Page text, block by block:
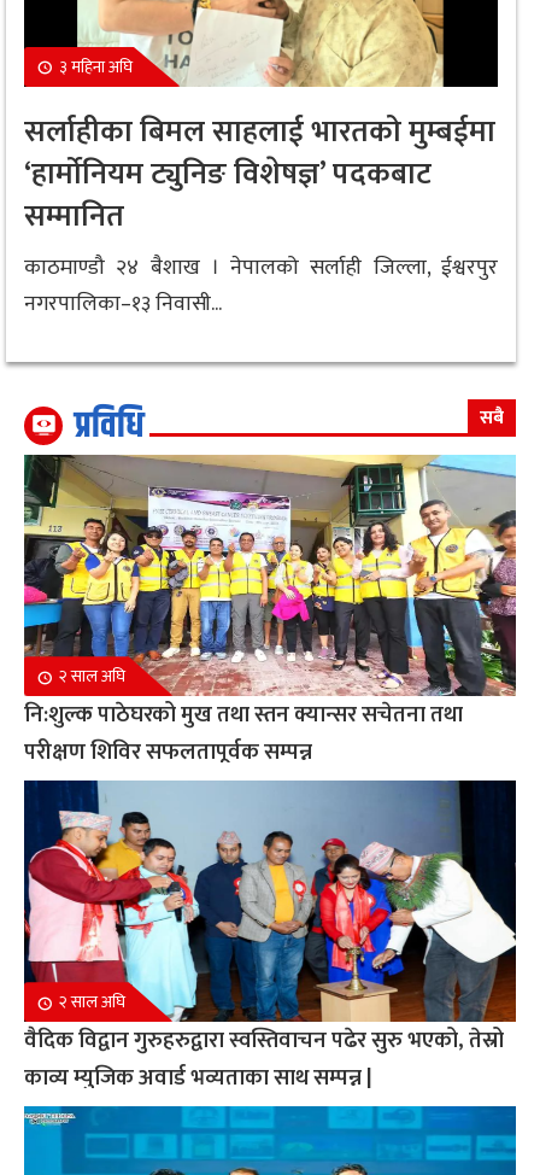
३ महिना अघि
सर्लाहीका बिमल साहलाई भारतको मुम्बईमा
‘हार्मोनियम ट्युनिङ विशेषज्ञ’ पदकबाट
सम्मानित
काठमाण्डौ २४ बैशाख । नेपालको सर्लाही जिल्ला, ईश्वरपुर
नगरपालिका–१३ निवासी...
प्रविधि सबै
२ साल अघि
नि:शुल्क पाठेघरको मुख तथा स्तन क्यान्सर सचेतना तथा
परीक्षण शिविर सफलतापूर्वक सम्पन्न
२ साल अघि
वैदिक विद्वान गुरुहरुद्वारा स्वस्तिवाचन पढेर सुरु भएको, तेस्रो
काव्य म्युजिक अवार्ड भव्यताका साथ सम्पन्न |